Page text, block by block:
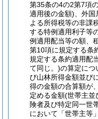
第35条の4の2第7項
適用後の金額) 、外
よる所得税等の非課
する特例適用利子等
例適用配当等の額、
第10項に規定する条
規定する条約適用配
て同じ。)の算定につ
び山林所得金額並び
得の金額の合算額が
定める金額(世帯主並
険者及び特定同一世
において「世帯主等